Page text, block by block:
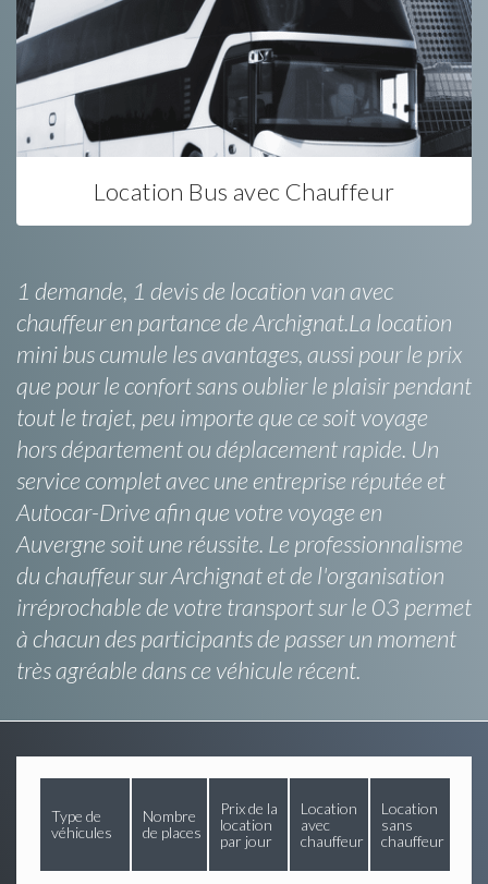
Location Bus avec Chauffeur
1 demande, 1 devis de location van avec
chauffeur en partance de Archignat.La location
mini bus cumule les avantages, aussi pour le prix
que pour le confort sans oublier le plaisir pendant
tout le trajet, peu importe que ce soit voyage
hors département ou déplacement rapide. Un
service complet avec une entreprise réputée et
Autocar-Drive afin que votre voyage en
Auvergne soit une réussite. Le professionnalisme
du chauffeur sur Archignat et de l'organisation
irréprochable de votre transport sur le 03 permet
à chacun des participants de passer un moment
très agréable dans ce véhicule récent.
Type de
véhicules
Nombre
de places
Prix de la
location
par jour
Location
avec
chauffeur
Location
sans
chauffeur